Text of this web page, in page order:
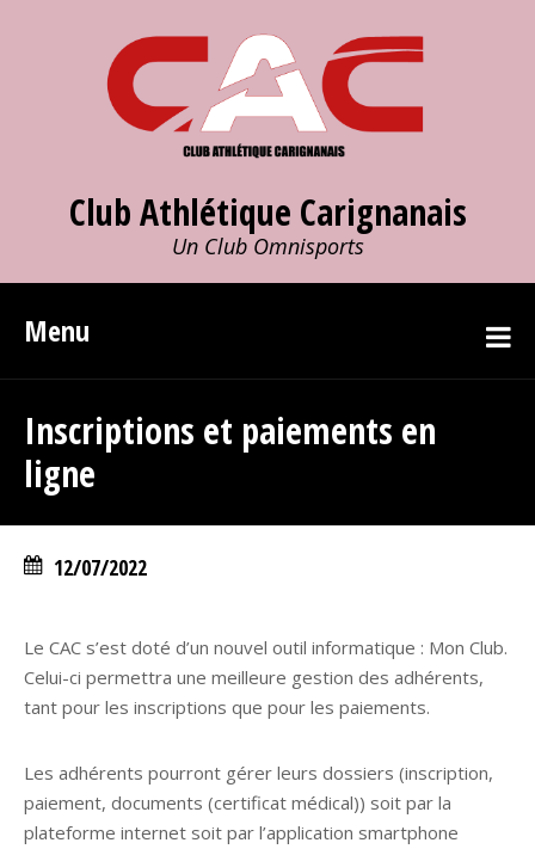
Club Athlétique Carignanais
Un Club Omnisports
Menu
Inscriptions et paiements en
ligne
12/07/2022
Le CAC s’est doté d’un nouvel outil informatique : Mon Club.
Celui-ci permettra une meilleure gestion des adhérents,
tant pour les inscriptions que pour les paiements.
Les adhérents pourront gérer leurs dossiers (inscription,
paiement, documents (certificat médical)) soit par la
plateforme internet soit par l’application smartphone